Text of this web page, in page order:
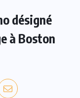
désigné
à Boston